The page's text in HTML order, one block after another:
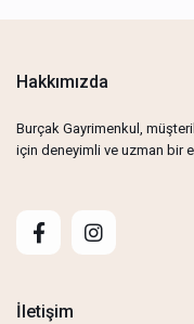
Hakkımızda
Burçak Gayrimenkul,
için deneyimli ve uzman bir
İletişim